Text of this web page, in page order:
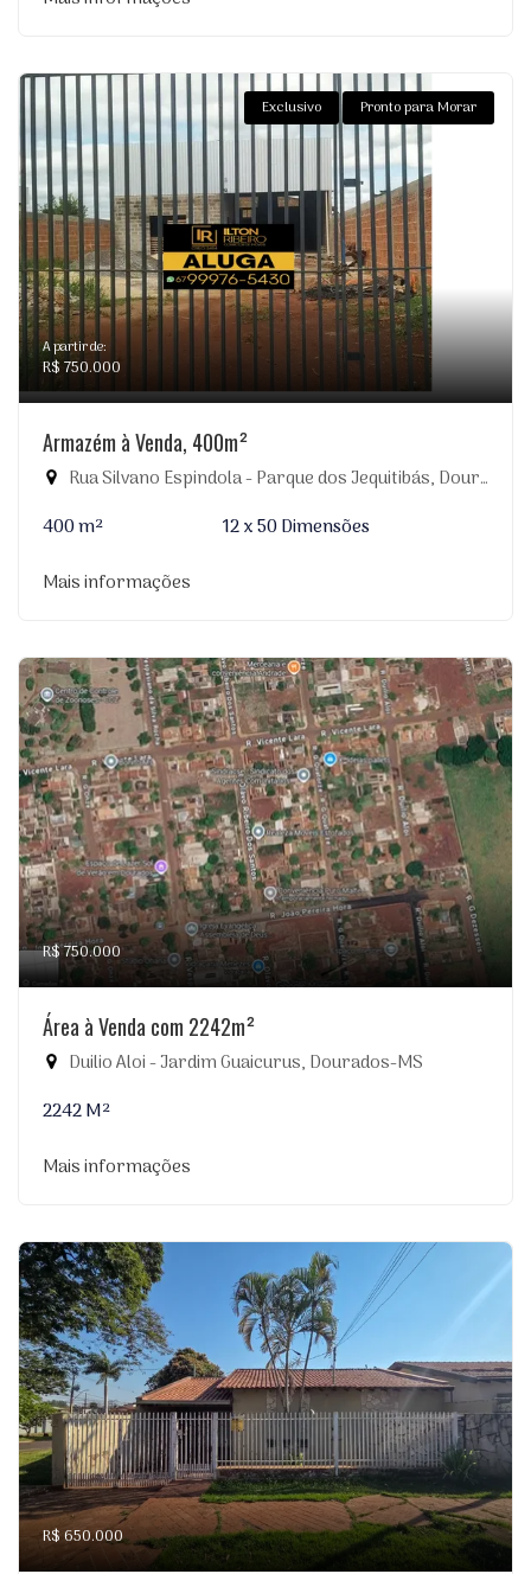
Exclusivo Pronto para Morar
A partir de:
R$ 750.000
Armazém à Venda, 400m²
Rua Silvano Espindola - Parque dos Jequitibás, Dourados-MS
400 m²
12 x 50 Dimensões
Mais informações
R$ 750.000
Área à Venda com 2242m²
Duilio Aloi - Jardim Guaicurus, Dourados-MS
2242 M²
Mais informações
R$ 650.000